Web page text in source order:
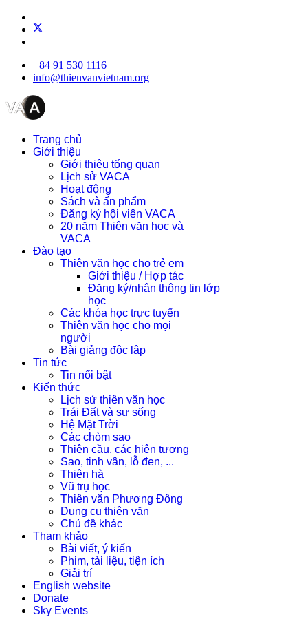
+84 91 530 1116
info@thienvanvietnam.org
Trang chủ
Giới thiệu
Giới thiệu tổng quan
Lịch sử VACA
Hoạt động
Sách và ấn phẩm
Đăng ký hội viên VACA
20 năm Thiên văn học và
VACA
Đào tạo
Thiên văn học cho trẻ em
Giới thiệu / Hợp tác
Đăng ký/nhận thông tin lớp
học
Các khóa học trực tuyến
Thiên văn học cho mọi
người
Bài giảng độc lập
Tin tức
Tin nổi bật
Kiến thức
Lịch sử thiên văn học
Trái Đất và sự sống
Hệ Mặt Trời
Các chòm sao
Thiên cầu, các hiện tượng
Sao, tinh vân, lỗ đen, ...
Thiên hà
Vũ trụ học
Thiên văn Phương Đông
Dụng cụ thiên văn
Chủ đề khác
Tham khảo
Bài viết, ý kiến
Phim, tài liệu, tiện ích
Giải trí
English website
Donate
Sky Events